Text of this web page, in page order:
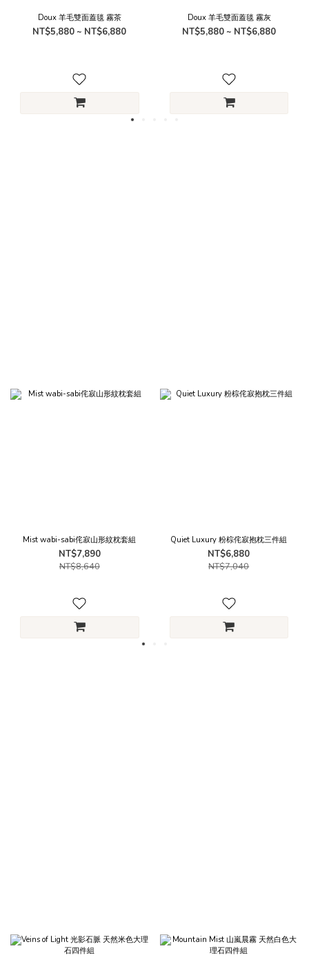
Doux 羊毛雙面蓋毯 霧茶
NT$5,880 ~ NT$6,880
Doux 羊毛雙面蓋毯 霧灰
NT$5,880 ~ NT$6,880
Mist wabi-sabi侘寂山形紋枕套組
NT$7,890
NT$8,640
Quiet Luxury 粉棕侘寂抱枕三件組
NT$6,880
NT$7,040